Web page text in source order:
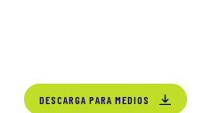
DESCARGA PARA MEDIOS